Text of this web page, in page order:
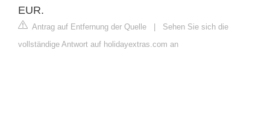
EUR.
Antrag auf Entfernung der Quelle | Sehen Sie sich die
vollständige Antwort auf holidayextras.com an